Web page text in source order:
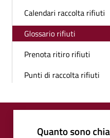
Calendari raccolta rifiuti
Glossario rifiuti
Prenota ritiro rifiuti
Punti di raccolta rifiuti
Quanto sono